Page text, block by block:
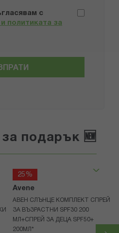
с
политиката за
подарък 🆕
25%
Avene
АВЕН СЛЪНЦЕ КОМПЛЕКТ СПРЕЙ
ЗА ВЪЗРАСТНИ SPF30 200
МЛ+СПРЕЙ ЗА ДЕЦА SPF50+
200МЛ*